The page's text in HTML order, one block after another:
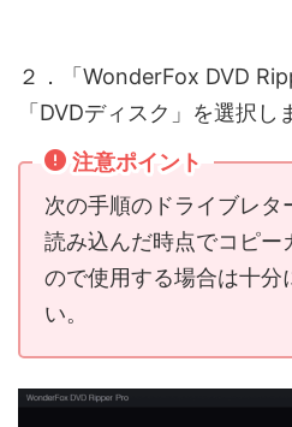
２．「WonderFox DVD
「DVDディスク」を選択し
注意ポイント
次の手順のドライブレタ
読み込んだ時点でコピー
ので使用する場合は十分
い。